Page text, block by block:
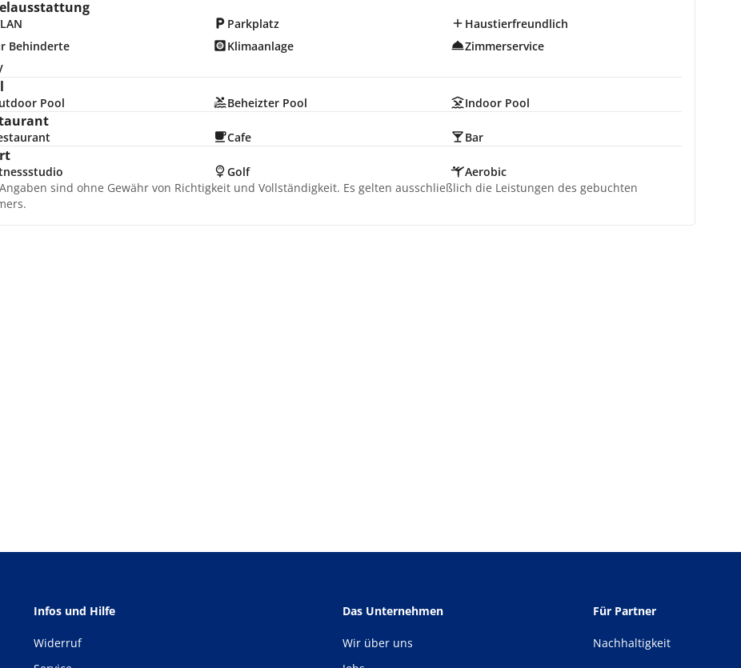
Parkplatz
Haustierfreundlich
Behinderte
Klimaanlage
Zimmerservice
Pool Beheizter Pool Indoor Pool
Cafe Bar
Golf
Aerobic
sind ohne Gewähr von Richtigkeit und Vollständigkeit. Es gelten ausschließlich die Leistungen des gebuchten
Infos und Hilfe
Widerruf
Das Unternehmen
Wir über uns
Für Partner
Nachhaltigkeit